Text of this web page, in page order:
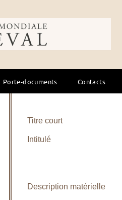
du cheval
Porte-documents Contacts
Titre court
Intitulé
Description matérielle